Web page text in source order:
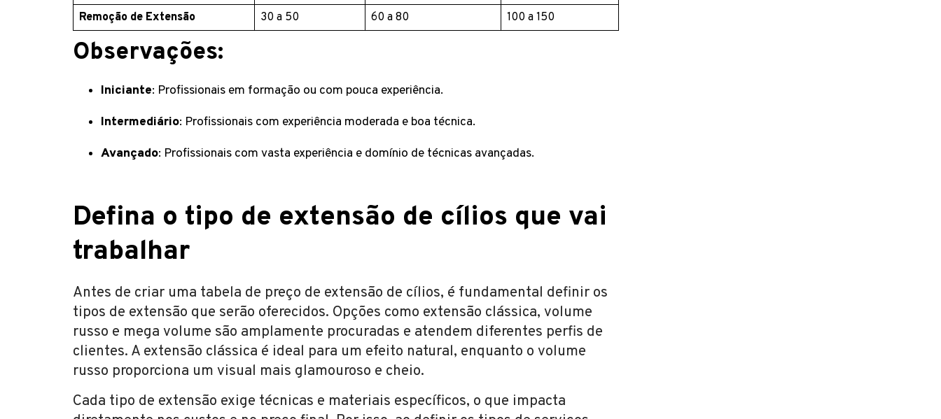
Remoção de Extensão 30 a 50 60 a 80 100 a 150
Observações:
Iniciante: Profissionais em formação ou com pouca experiência.
Intermediário: Profissionais com experiência moderada e boa técnica.
Avançado: Profissionais com vasta experiência e domínio de técnicas avançadas.
Defina o tipo de extensão de cílios que vai
trabalhar
Antes de criar uma tabela de preço de extensão de cílios, é fundamental definir os
tipos de extensão que serão oferecidos. Opções como extensão clássica, volume
russo e mega volume são amplamente procuradas e atendem diferentes perfis de
clientes. A extensão clássica é ideal para um efeito natural, enquanto o volume
russo proporciona um visual mais glamouroso e cheio.
Cada tipo de extensão exige técnicas e materiais específicos, o que impacta